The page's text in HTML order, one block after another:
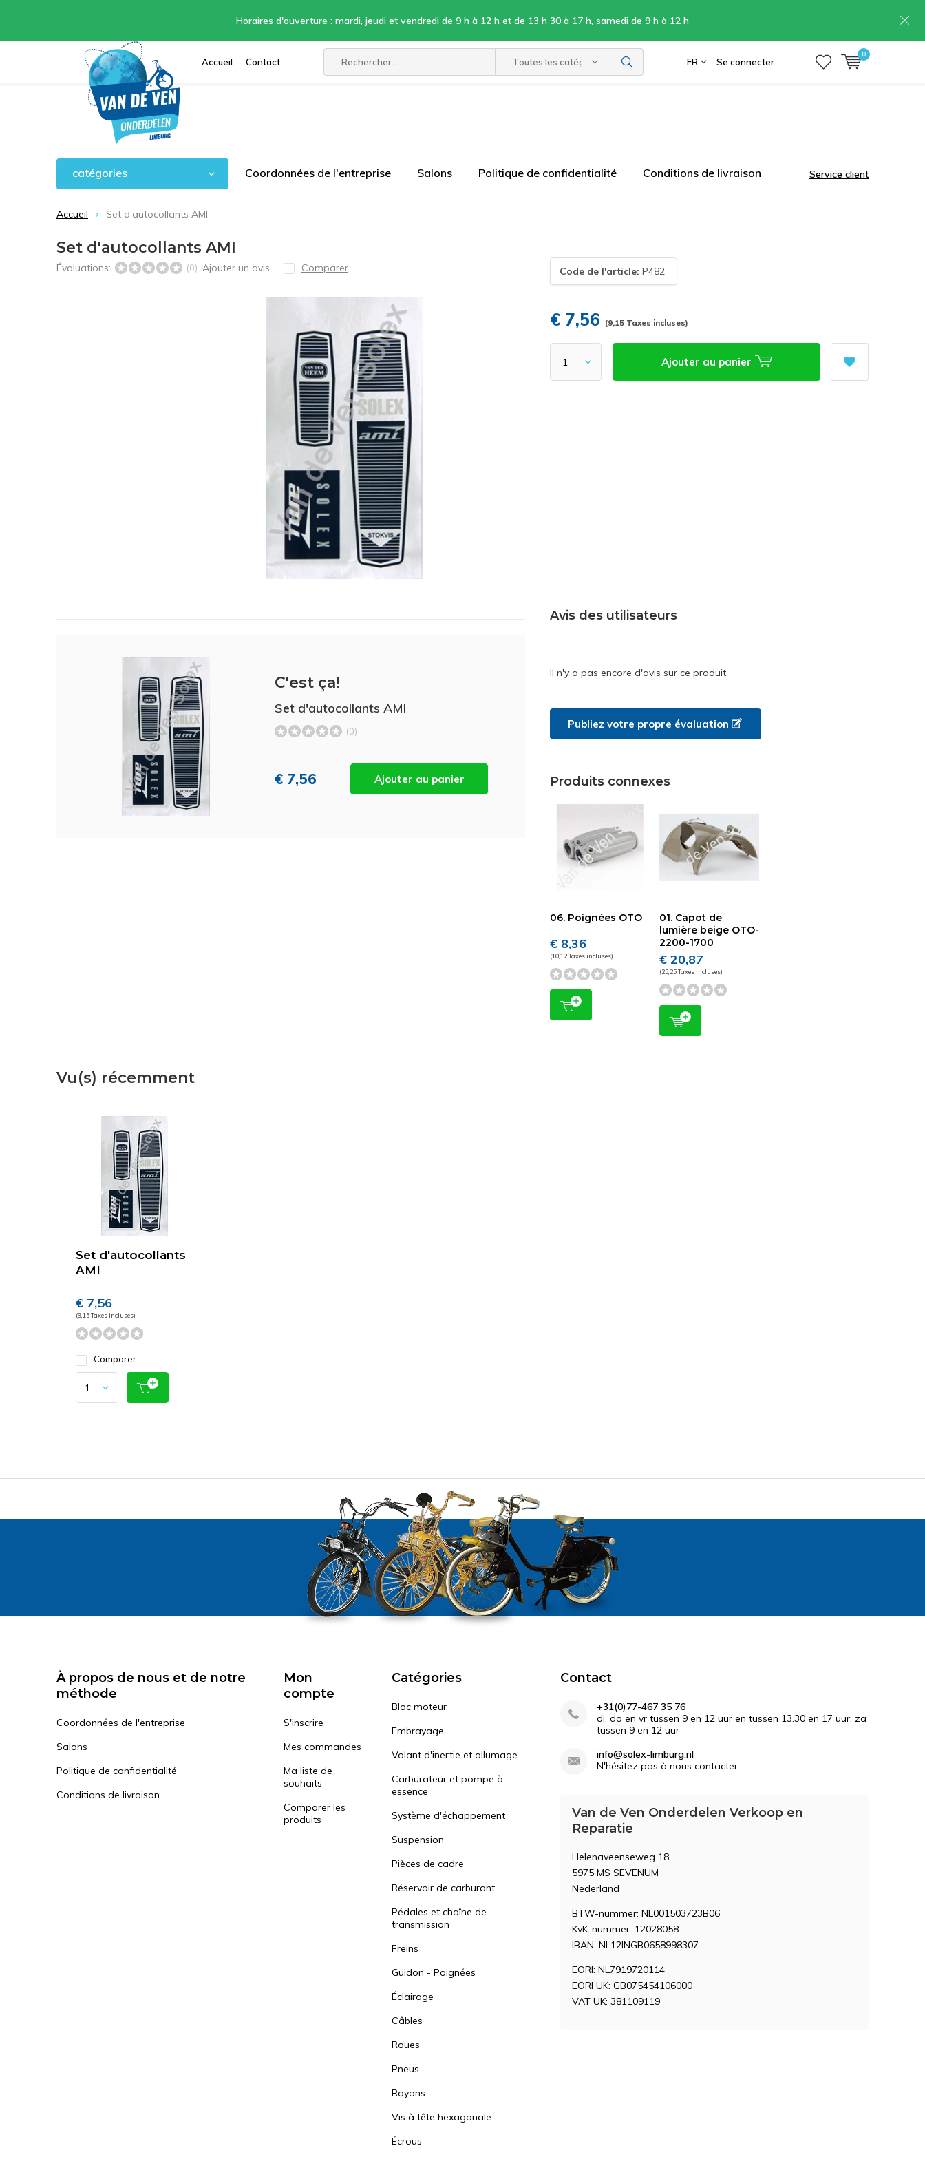
Accueil Contact Toutes les catégories FR Se connecter
0
Horaires d'ouverture : mardi, jeudi et vendredi de 9 h à 12 h et de 13 h 30 à 17 h, samedi de 9 h à 12 h
catégories Coordonnées de l'entreprise Salons Politique de confidentialité Conditions de livraison Service client
Accueil Set d'autocollants AMI
Set d'autocollants AMI
Évaluations: (0) Ajouter un avis Comparer Code de l'article: P482
€ 7,56 (9,15 Taxes incluses)
Ajouter au panier
C'est ça!
Set d'autocollants AMI
(0)
€ 7,56 Ajouter au panier
Avis des utilisateurs
Il n'y a pas encore d'avis sur ce produit.
Publiez votre propre évaluation
Produits connexes
06. Poignées OTO
€ 8,36
(10,12 Taxes incluses)
01. Capot de
lumière beige OTO-
2200-1700
€ 20,87
(25,25 Taxes incluses)
Vu(s) récemment
Set d'autocollants
AMI
€ 7,56
(9,15 Taxes incluses)
Comparer
À propos de nous et de notre
méthode
Coordonnées de l'entreprise
Salons
Politique de confidentialité
Conditions de livraison
Mon
compte
S'inscrire
Mes commandes
Ma liste de
souhaits
Comparer les
produits
Catégories
Bloc moteur
Embrayage
Volant d'inertie et allumage
Carburateur et pompe à
essence
Système d'échappement
Suspension
Pièces de cadre
Réservoir de carburant
Pédales et chaîne de
transmission
Freins
Guidon - Poignées
Éclairage
Câbles
Roues
Pneus
Rayons
Vis à tête hexagonale
Écrous
Contact
+31(0)77-467 35 76
di, do en vr tussen 9 en 12 uur en tussen 13.30 en 17 uur; za
tussen 9 en 12 uur
info@solex-limburg.nl
N'hésitez pas à nous contacter
Van de Ven Onderdelen Verkoop en
Reparatie
Helenaveenseweg 18
5975 MS SEVENUM
Nederland
BTW-nummer: NL001503723B06
KvK-nummer: 12028058
IBAN: NL12INGB0658998307
EORI: NL7919720114
EORI UK: GB075454106000
VAT UK: 381109119